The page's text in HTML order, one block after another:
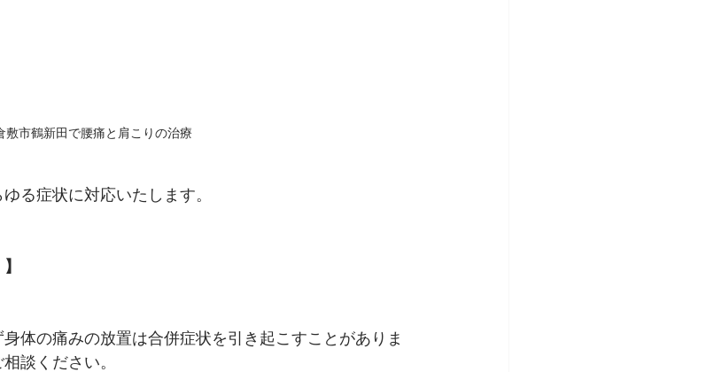
敷市鶴新田で腰痛と肩こりの治療
る症状に対応いたします。
体の痛みの放置は合併症状を引き起こすことがありま
談ください。